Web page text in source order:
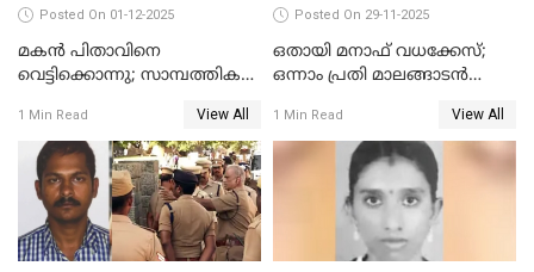
Posted On 01-12-2025
മകൻ പിതാവിനെ
വെട്ടിക്കൊന്നു; സാമ്പത്തിക
1 Min Read View All
Posted On 29-11-2025
ഒതായി മനാഫ് വധക്കേസ്;
ഒന്നാം പ്രതി മാലങ്ങാടൻ
ഒരു ലക്ഷം രൂപ പിഴ
1 Min Read View All